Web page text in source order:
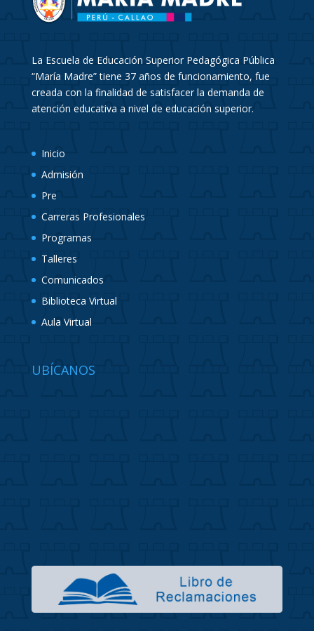
La Escuela de Educación Superior Pedagógica Pública
“María Madre” tiene 37 años de funcionamiento, fue
creada con la finalidad de satisfacer la demanda de
atención educativa a nivel de educación superior.
Inicio
Admisión
Pre
Carreras Profesionales
Programas
Talleres
Comunicados
Biblioteca Virtual
Aula Virtual
UBÍCANOS